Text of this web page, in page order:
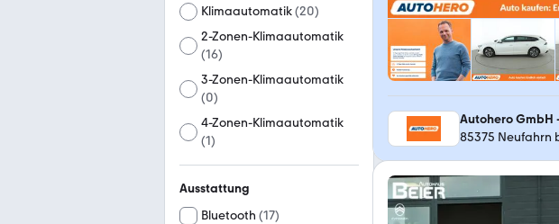
Klimaautomatik(20)
2-Zonen-Klimaautomatik
(16)
3-Zonen-Klimaautomatik
(0)
4-Zonen-Klimaautomatik
(1)
Ausstattung
Bluetooth (17)
Autohero
85375 Neufahrn